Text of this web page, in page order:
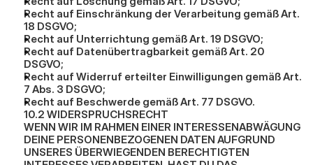
Recht auf Einschränkung der Verarbeitung gemäß Art.
18 DSGVO;
Recht auf Unterrichtung gemäß Art. 19 DSGVO;
Recht auf Datenübertragbarkeit gemäß Art. 20
DSGVO;
Recht auf Widerruf erteilter Einwilligungen gemäß Art.
7 Abs. 3 DSGVO;
Recht auf Beschwerde gemäß Art. 77 DSGVO.
10.2 WIDERSPRUCHSRECHT
WENN WIR IM RAHMEN EINER INTERESSENABWÄGUNG
DEINE PERSONENBEZOGENEN DATEN AUFGRUND
UNSERES ÜBERWIEGENDEN BERECHTIGTEN